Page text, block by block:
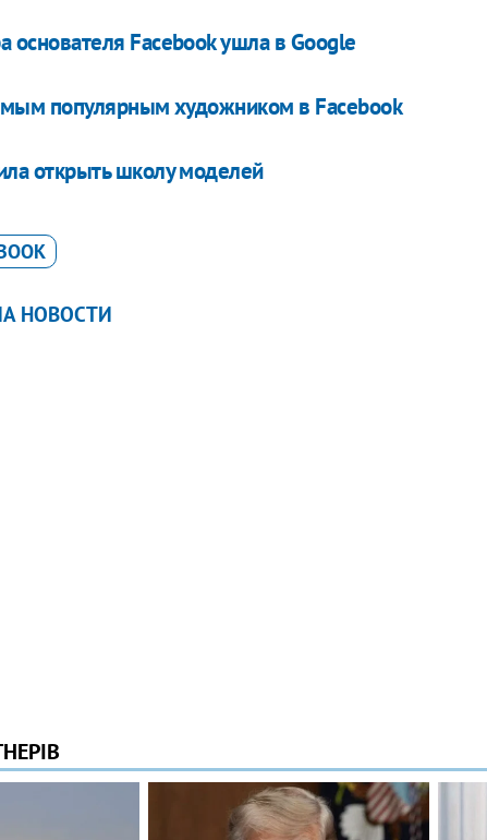
основателя Facebook ушла в Google
популярным художником в Facebook
открыть школу моделей
НОВОСТИ